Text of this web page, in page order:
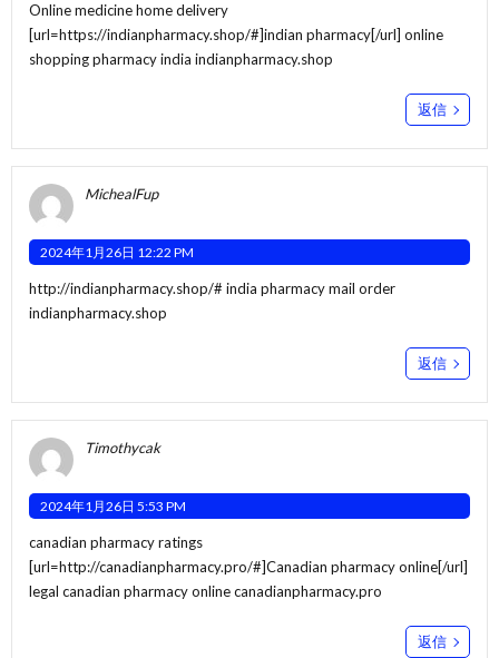
Online medicine home delivery
[url=https://indianpharmacy.shop/#]indian pharmacy[/url] online
shopping pharmacy india indianpharmacy.shop
返信
MichealFup
2024年1月26日 12:22 PM
http://indianpharmacy.shop/# india pharmacy mail order
indianpharmacy.shop
返信
Timothycak
2024年1月26日 5:53 PM
canadian pharmacy ratings
[url=http://canadianpharmacy.pro/#]Canadian pharmacy online[/url]
legal canadian pharmacy online canadianpharmacy.pro
返信